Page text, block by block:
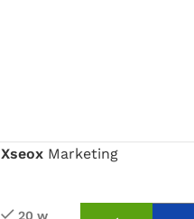
XseoxMarketing
20 w